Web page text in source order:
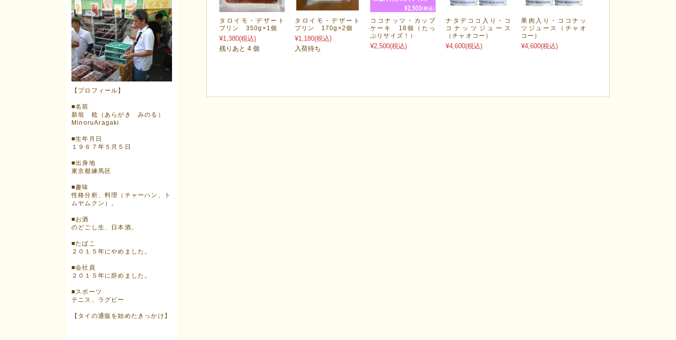
タロイモ・デザート
プリン 350g×1個
¥1,380(税込)
残りあと 4 個
タロイモ・デザート
プリン 170g×2個
¥1,180(税込)
入荷待ち
ココナッツ・カップ
ケーキ 18個（たっ
ぷりサイズ！）
¥2,500(税込)
ナタデココ入り・コ
コナッツジュース
（チャオコー）
¥4,600(税込)
果肉入り・ココナッ
ツジュース（チャオ
コー）
¥4,600(税込)
【プロフィール】
■名前
新垣 稔（あらがき みのる）
MinoruAragaki
■生年月日
１９６７年５月５日
■出身地
東京都練馬区
■趣味
性格分析、料理（チャーハン、ト
ムヤムクン）。
■お酒
のどごし生、日本酒。
■たばこ
２０１５年にやめました。
■会社員
２０１５年に辞めました。
■スポーツ
テニス、ラグビー
【タイの通販を始めたきっかけ】